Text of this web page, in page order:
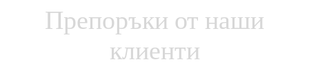
Препоръки от наши
клиенти